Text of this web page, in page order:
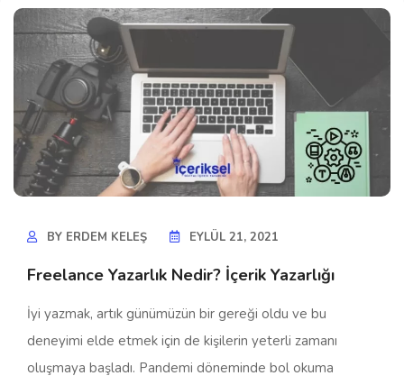
BY ERDEM KELEŞ EYLÜL 21, 2021
Freelance Yazarlık Nedir? İçerik Yazarlığı
İyi yazmak, artık günümüzün bir gereği oldu ve bu
deneyimi elde etmek için de kişilerin yeterli zamanı
oluşmaya başladı. Pandemi döneminde bol okuma